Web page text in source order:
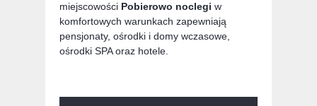
miejscowości Pobierowo noclegi w
komfortowych warunkach zapewniają
pensjonaty, ośrodki i domy wczasowe,
ośrodki SPA oraz hotele.